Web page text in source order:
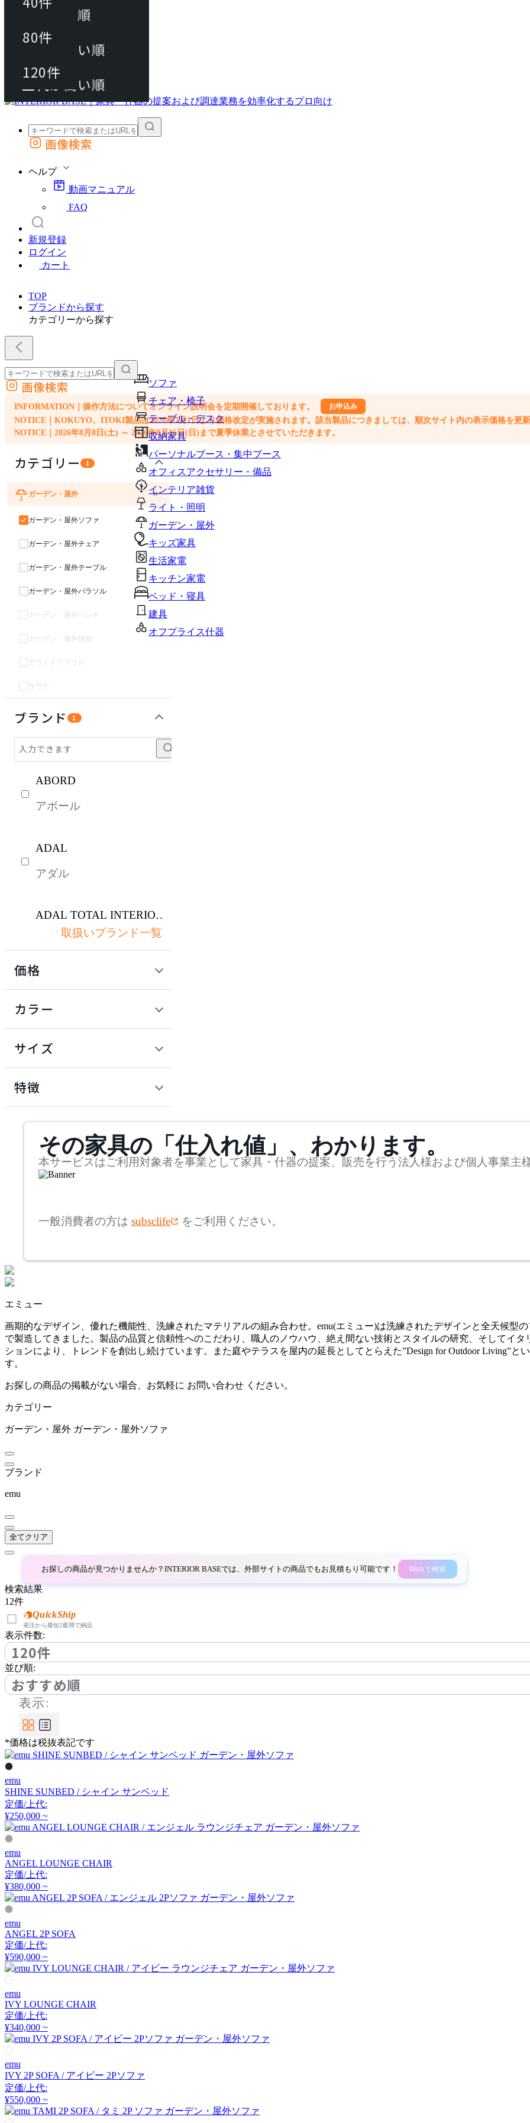
動画マニュアル
FAQ
カート
外部サイトの商品をカートに追加
画像検索
ヘルプ
動画マニュアル
FAQ
新規登録
ログイン
カート
TOP
ブランドから探す
カテゴリーから探す
ソファ
チェア・椅子
テーブル・デスク
収納家具
パーソナルブース・集中ブース
オフィスアクセサリー・備品
インテリア雑貨
ライト・照明
ガーデン・屋外
キッズ家具
生活家電
キッチン家電
ベッド・寝具
建具
オフプライス什器
外部サイトの商品をカートに追加
他のサイトで見つけた商品ページのURLを貼り付けて、カートに追加できます
画像検索
INFORMATION｜操作方法についてオンライン説明会を定期開催しております。 お申込み
NOTICE｜KOKUYO、ITOKI製品は2026年7月1日より価格改定が実施されます。該当製品につきましては、順次サイト内の表示価格を更新
NOTICE｜2026年8月8日(土) ～ 2026年8月16日(日)まで夏季休業とさせていただきます。
カテゴリー 1
チェア・椅子
インテリア雑貨
ガーデン・屋外 ×
ガーデン・屋外ソファ
ガーデン・屋外チェア
ガーデン・屋外テーブル
ガーデン・屋外パラソル
ガーデン・屋外ベンチ
ガーデン・屋外雑貨
アウトドアグリル
サウナ
ブランド 1
ABORD
アボール
ADAL
アダル
ADAL TOTAL INTERIOR
COLLECTION
アダルトータルインテリ
アズマヤ
DULTON
エミュー
JANUS et Cie
ヤヌス エ シー
MAGIS
マジス
ミノッティ
パティオプティ
resortir
リゾルティール
RESTAREA
レスタリア
取扱いブランド一覧
価格
カラー
サイズ
mm
検索
~
~
mm
特徴
その家具の「仕入れ値」、わかります。
本サービスはご利用対象者を事業として家具・什器の提案、販売を行う法人様および個人事業主
一般消費者の方は subsclife をご利用ください。
エミュー
画期的なデザイン、優れた機能性、洗練されたマテリアルの組み合わせ。emu(エミュー)は洗練されたデザインと全天候型
で製造してきました。製品の品質と信頼性へのこだわり、職人のノウハウ、絶え間ない技術とスタイルの研究、そしてイ
ションにより、トレンドを創出し続けています。また庭やテラスを屋内の延長としてとらえた”Design for Outdoor Living”
す。
お探しの商品の掲載がない場合、お気軽に お問い合わせ ください。
カテゴリー
ガーデン・屋外 ガーデン・屋外ソファ
ブランド
emu
全てクリア
お探しの商品が見つかりませんか？INTERIOR BASEでは、外部サイトの商品でもお見積もり可能です！ Webで検索
検索結果
12件
QuickShip
発注から最短2週間で納品
表示件数:
120件
80件
120件
並び順:
おすすめ順
おすすめ順
上代が安い順
上代が高い順
表示:
*価格は税抜表記です
emu
SHINE SUNBED / シャイン サンベッド
定価/上代:
¥250,000 ~
emu
ANGEL LOUNGE CHAIR
定価/上代:
¥380,000 ~
emu
ANGEL 2P SOFA
定価/上代:
¥590,000 ~
emu
IVY LOUNGE CHAIR
定価/上代:
¥340,000 ~
emu
IVY 2P SOFA / アイビー 2Pソファ
定価/上代:
¥550,000 ~
80件
120件